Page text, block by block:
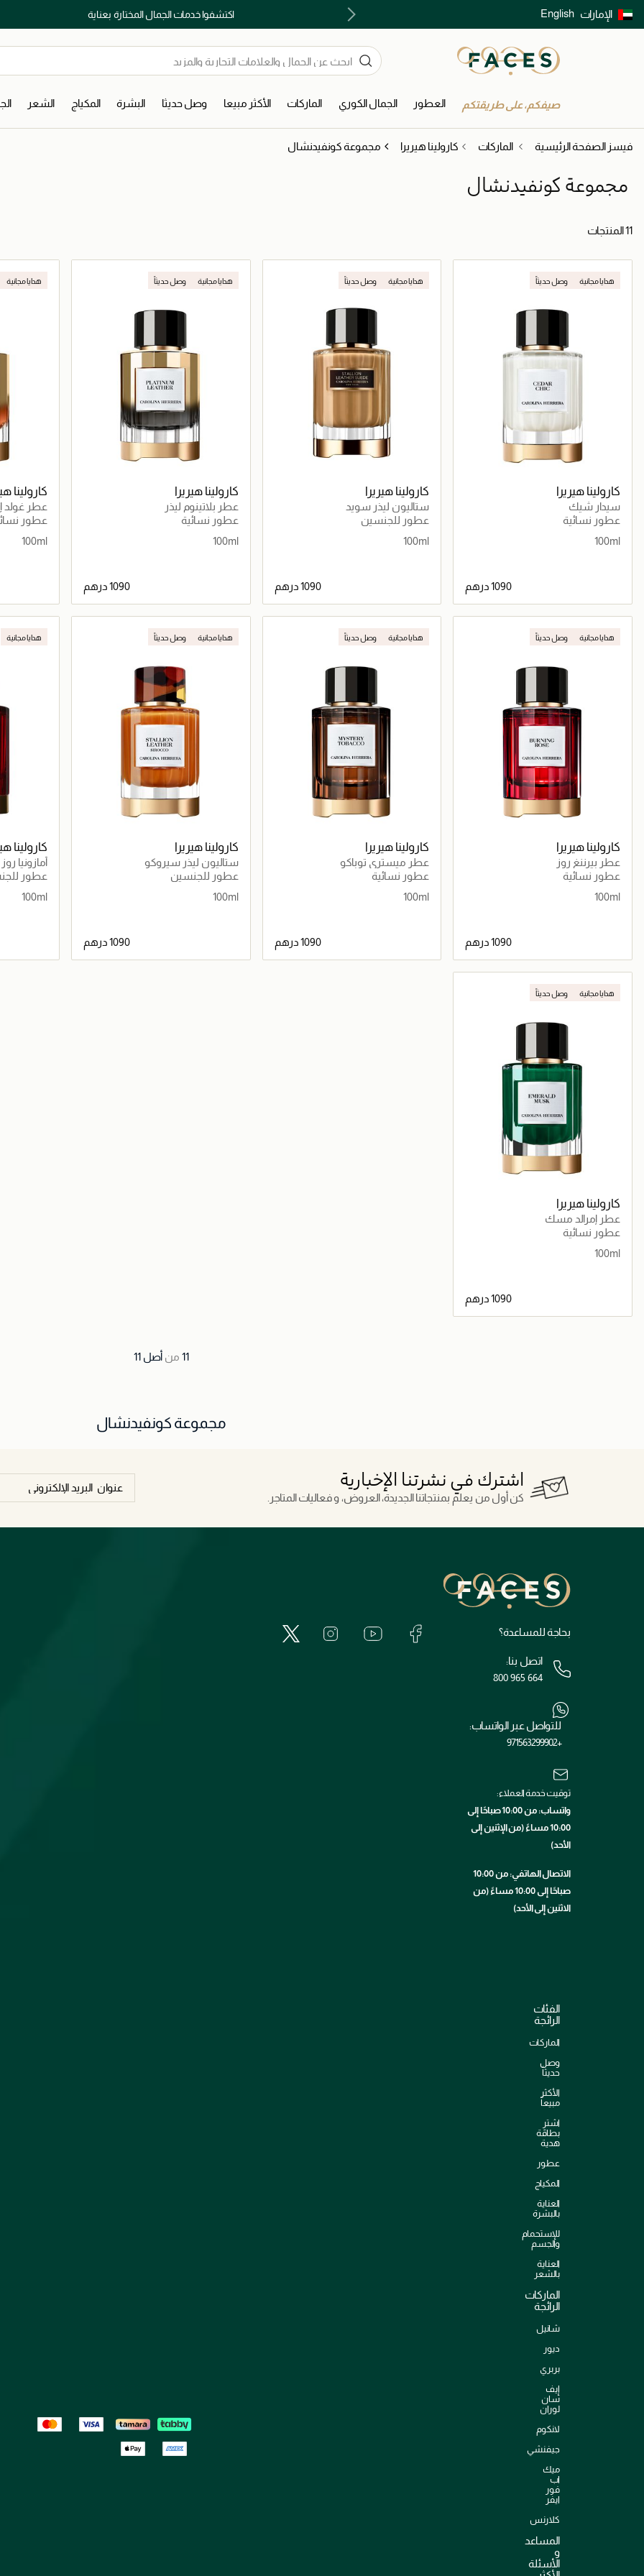
الإمارات English اكتشفوا خدمات الجمال المختارة بعناية توصيل سريع على جميع الطلبات ما فوق 299 درهم
صيفكم، على طريقتكم العطور الجمال الكوري الماركات الأكثر مبيعا وصل حديثا البشرة المكياج الشعر
فيسز الصفحة الرئيسية الماركات كارولينا هيريرا مجموعة كونفيدنشال
مجموعة كونفيدنشال
11 المنتجات
هدايا مجانية وصل حديثاً
كارولينا هيريرا
سيدار شيك
عطور نسائية
100ml
جاري تحميل التفاصيل
هدايا مجانية وصل حديثاً
كارولينا هيريرا
ستاليون ليذر سويد
عطور للجنسين
100ml
⁦1090⁩ درهم
جاري تحميل التفاصيل
هدايا مجانية وصل حديثاً
كارولينا هيريرا
عطر بلاتينوم ليذر
عطور نسائية
100ml
جاري تحميل التفاصيل
هدايا مجانية
كارولينا
عطر
عطور
100ml
هدايا مجانية وصل حديثاً
كارولينا هيريرا
عطر بيرننغ روز
عطور نسائية
100ml
جاري تحميل التفاصيل
هدايا مجانية وصل حديثاً
كارولينا هيريرا
عطر ميستري توباكو
عطور نسائية
100ml
⁦1090⁩ درهم
هدايا مجانية وصل حديثاً
كارولينا هيريرا
ستاليون ليذر سيروكو
عطور للجنسين
100ml
هدايا مجانية
كارولينا
أمازونيا روز
عطور
100ml
هدايا مجانية وصل حديثاً
كارولينا هيريرا
عطر إمرالد مسك
عطور نسائية
100ml
11 من أصل 11
مجموعة كونفيدنشال
اشترك في نشرتنا الإخبارية
كن أول من يعلم بمنتجاتنا الجديدة، العروض، و فعاليات المتاجر.
بحاجة للمساعدة؟
اتصل بنا:
800 965 664
للتواصل عبر الواتساب:
+971563299902
توقيت خدمة العملاء:
واتساب: من 10:00 صباحًا إلى
10:00 مساءً (من الإثنين إلى
الأحد)
الاتصال الهاتفي: من 10:00
صباحًا إلى 10:00 مساءً (من
الاثنين إلى الأحد)
الفئات
الرائجة
الماركات
وصل
حديثاً
الأكثر
مبيعاً
اشترِ
بطاقة
هدية
عطور
المكياج
العناية
بالبشرة
للإستحمام
والجسم
العناية
بالشعر
الماركات
الرائجة
شانيل
ديور
بربري
إيف
سان
لوران
لانكوم
جيفنشي
ميك
اب
فور
ايفر
كلارنس
المساعد
و
الأسئلة